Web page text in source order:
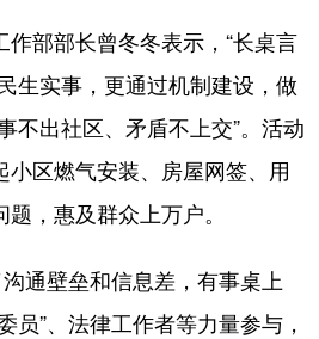
部部长曾冬冬表示，“长桌言
生实事，更通过机制建设，做
不出社区、矛盾不上交”。活动
区燃气安装、房屋网签、用
，惠及群众上万户。
通壁垒和信息差，有事桌上
员”、法律工作者等力量参与，